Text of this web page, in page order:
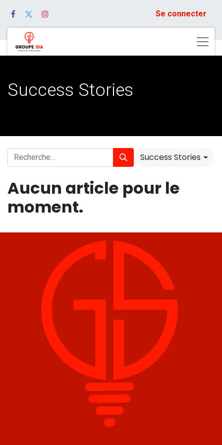
Se connecter
Success Stories
Success Stories
Aucun article pour le
moment.